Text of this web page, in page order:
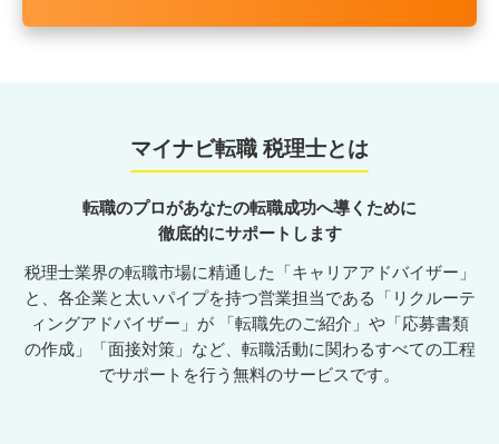
マイナビ転職 税理士とは
転職のプロがあなたの転職成功へ導くために
徹底的にサポートします
税理士業界の転職市場に精通した「キャリアアドバイザー」
と、各企業と太いパイプを持つ営業担当である「リクルーテ
ィングアドバイザー」が 「転職先のご紹介」や「応募書類
の作成」「面接対策」など、転職活動に関わるすべての工程
でサポートを行う無料のサービスです。